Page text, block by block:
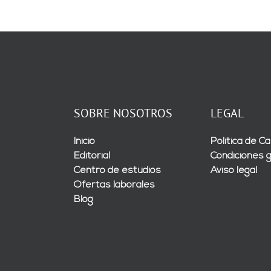
SOBRE NOSOTROS
Inicio
Editorial
Centro de estudios
Ofertas laborales
Blog
LEGAL
Política de
Condiciones
Aviso legal